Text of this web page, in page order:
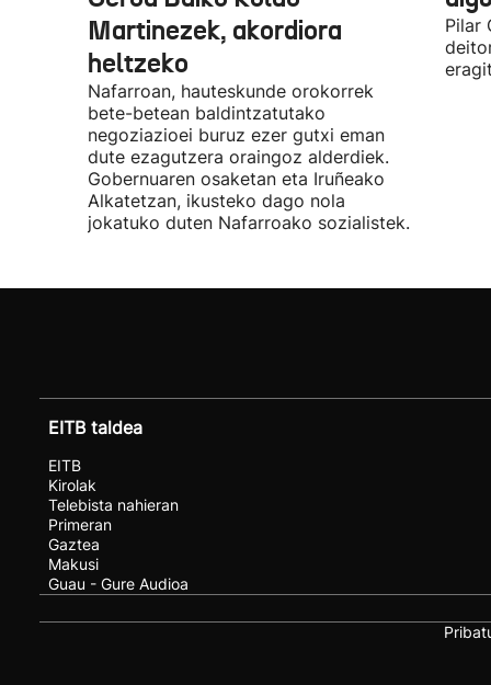
Martinezek, akordiora
heltzeko
Nafarroan, hauteskunde orokorrek
bete-betean baldintzatutako
negoziazioei buruz ezer gutxi eman
dute ezagutzera oraingoz alderdiek.
Gobernuaren osaketan eta Iruñeako
Alkatetzan, ikusteko dago nola
jokatuko duten Nafarroako sozialistek.
Pilar
EITB taldea
EITB
Kirolak
Telebista nahieran
Primeran
Gaztea
Makusi
Guau - Gure Audioa